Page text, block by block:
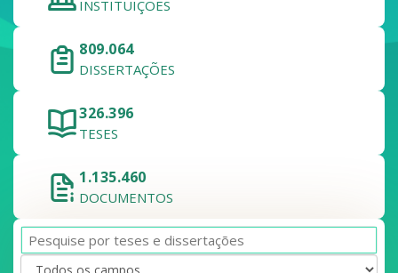
INSTITUIÇÕES
809.064
DISSERTAÇÕES
326.396
TESES
1.135.460
DOCUMENTOS